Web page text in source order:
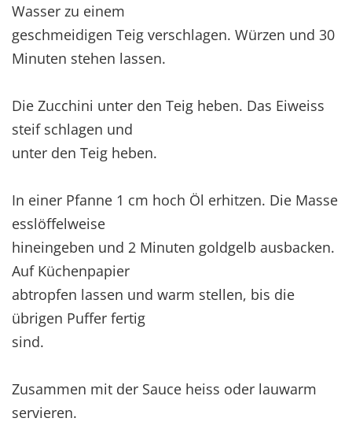
Wasser zu einem
geschmeidigen Teig verschlagen. Würzen und 30
Minuten stehen lassen.
Die Zucchini unter den Teig heben. Das Eiweiss
steif schlagen und
unter den Teig heben.
In einer Pfanne 1 cm hoch Öl erhitzen. Die Masse
esslöffelweise
hineingeben und 2 Minuten goldgelb ausbacken.
Auf Küchenpapier
abtropfen lassen und warm stellen, bis die
übrigen Puffer fertig
sind.
Zusammen mit der Sauce heiss oder lauwarm
servieren.